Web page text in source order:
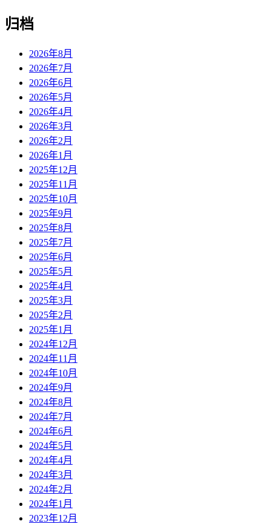
归档
2026年8月
2026年7月
2026年6月
2026年5月
2026年4月
2026年3月
2026年2月
2026年1月
2025年12月
2025年11月
2025年10月
2025年9月
2025年8月
2025年7月
2025年6月
2025年5月
2025年4月
2025年3月
2025年2月
2025年1月
2024年12月
2024年11月
2024年10月
2024年9月
2024年8月
2024年7月
2024年6月
2024年5月
2024年4月
2024年3月
2024年2月
2024年1月
2023年12月